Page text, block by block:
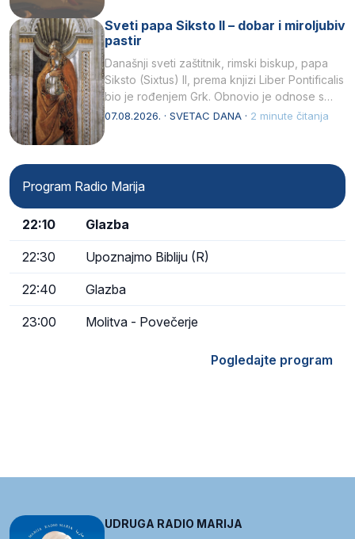
Sveti papa Siksto II – dobar i miroljubiv
pastir
Današnji sveti zaštitnik, rimski biskup, papa
Siksto (Sixtus) II, prema knjizi Liber Pontificalis
bio je rođenjem Grk. Obnovio je odnose s
afričkim…
07.08.2026. · SVETAC DANA · 2 minute čitanja
Program Radio Marija
22:10 Glazba
22:30 Upoznajmo Bibliju (R)
22:40 Glazba
23:00 Molitva - Povečerje
Pogledajte program
UDRUGA RADIO MARIJA